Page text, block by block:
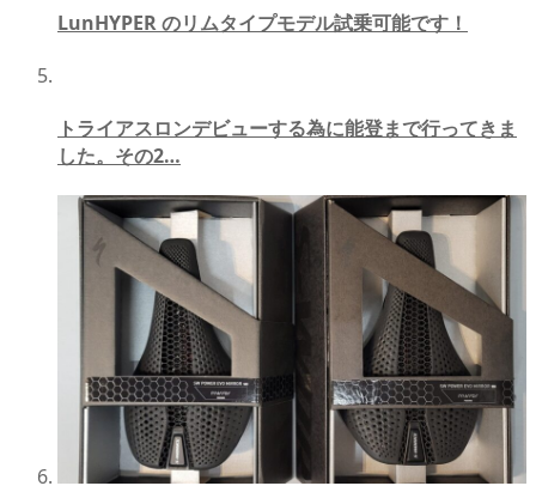
LunHYPER のリムタイプモデル試乗可能です！
トライアスロンデビューする為に能登まで行ってきま
した。その2…